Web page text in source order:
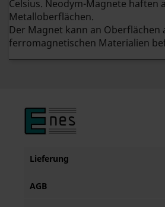
Celsius. Neodym-Magnete haften
Metalloberflächen.
Der Magnet kann an Oberflächen
ferromagnetischen Materialien
Lieferung
AGB